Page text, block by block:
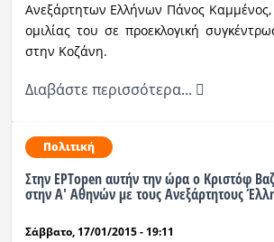
Ραδιόφωνο LIVE
Εκπομπές
Πολιτισμός
Ανεξάρτητων Ελλήνων Πάνος Καμμένος,
ομιλίας του σε προεκλογική
στην Κοζάνη.
Διαβάστε περισσότερα...
Πολιτική
Στην ΕΡΤopen αυτήν την ώρα ο Κριστόφ
στην Α' Αθηνών με τους Ανεξάρτητους
Σάββατο, 17/01/2015 - 19:11